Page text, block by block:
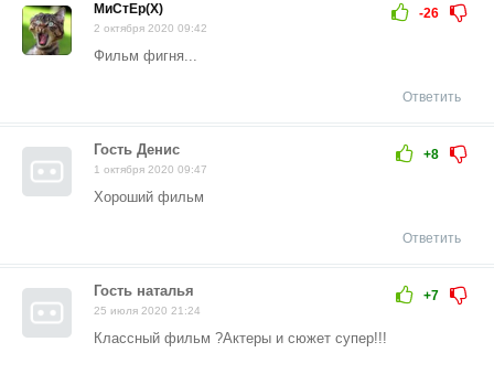
-26
МиСтЕр(Х)
2 октября 2020 09:42
Фильм фигня...
Ответить
+8
Гость Денис
1 октября 2020 09:47
Хороший фильм
Ответить
+7
Гость наталья
25 июля 2020 21:24
Классный фильм ?Актеры и сюжет супер!!!